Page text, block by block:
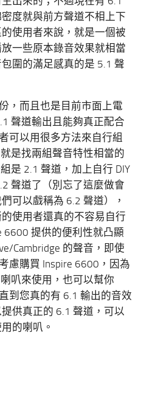
度就與前方聲道不相上下
使用者來說，就是一個被
一些原本錄音效果就相當
圍的滿足感真的是 5.1 聲
，而且也是目前市面上電
聲道輸出且能夠真正配合
可以用很多方法來自行組
是找兩組聲音特性相當的
是 2.1 聲道，加上自行 DIY
聲道了（別忘了這麼做會
可以戲稱為 6.2 聲道），
使用者還真的不容易自行
6600 提供的便利性就凸顯
Cambridge 的聲音，即使
慮購買 Inspire 6600，因為
叭來使用，也可以幫你
到您真的有 6.1 輸出的音效
供真正的 6.1 聲道，可以
的喇叭。